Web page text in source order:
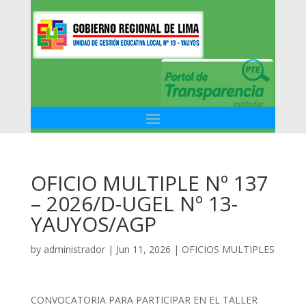
OFICIO MULTIPLE Nº 137
– 2026/D-UGEL Nº 13-
YAUYOS/AGP
by administrador| Jun 11, 2026 | OFICIOS MULTIPLES
CONVOCATORIA PARA PARTICIPAR EN EL TALLER